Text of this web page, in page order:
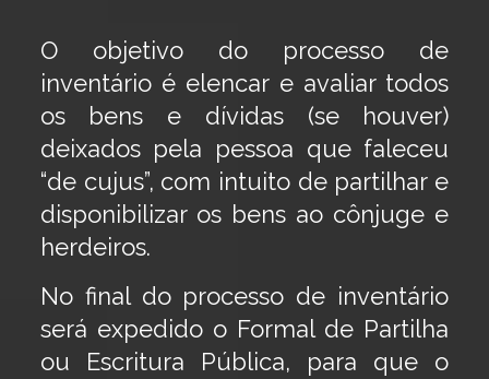
O objetivo do processo de
inventário é elencar e avaliar todos
os bens e dívidas (se houver)
deixados pela pessoa que faleceu
“de cujus”, com intuito de partilhar e
disponibilizar os bens ao cônjuge e
herdeiros.
No final do processo de inventário
será expedido o Formal de Partilha
ou Escritura Pública, para que o